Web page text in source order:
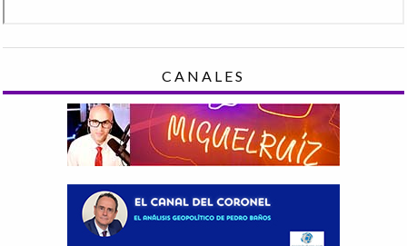
CANALES